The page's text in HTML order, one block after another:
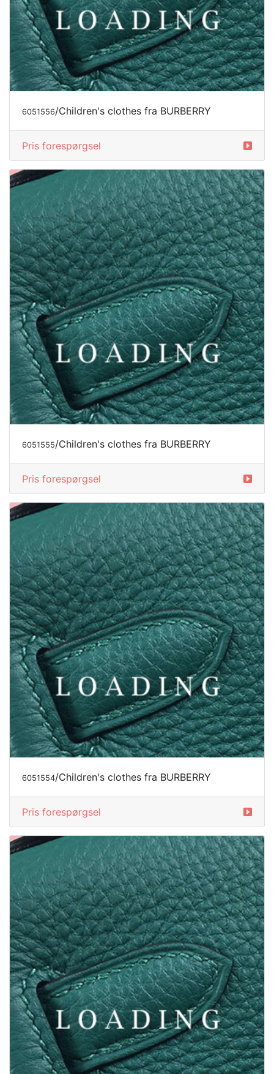
6051556/Children's clothes fra BURBERRY
Pris forespørgsel
6051555/Children's clothes fra BURBERRY
Pris forespørgsel
6051554/Children's clothes fra BURBERRY
Pris forespørgsel